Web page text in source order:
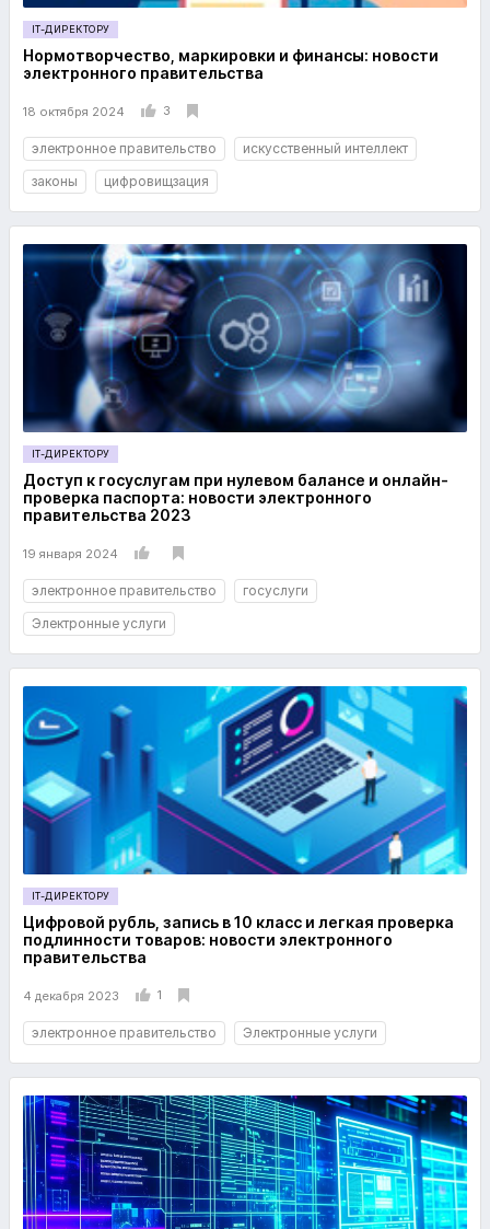
IT-ДИРЕКТОРУ
Нормотворчество, маркировки и финансы: новости
электронного правительства
18 октября 2024 3
электронное правительство
искусственный интеллект
законы
цифровищзация
IT-ДИРЕКТОРУ
Доступ к госуслугам при нулевом балансе и онлайн-
проверка паспорта: новости электронного
правительства 2023
19 января 2024
электронное правительство
госуслуги
Электронные услуги
IT-ДИРЕКТОРУ
Цифровой рубль, запись в 10 класс и легкая проверка
подлинности товаров: новости электронного
правительства
4 декабря 2023 1
электронное правительство Электронные услуги